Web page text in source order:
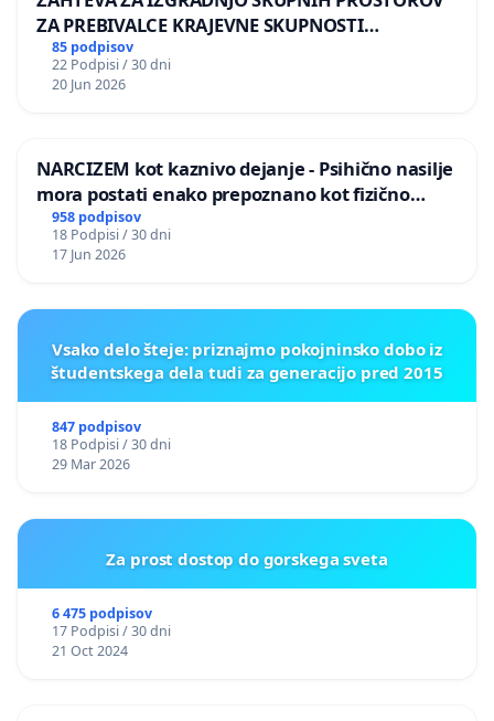
ZA PREBIVALCE KRAJEVNE SKUPNOSTI
PRESTRANEK
85 podpisov
22 Podpisi / 30 dni
20 Jun 2026
NARCIZEM kot kaznivo dejanje - Psihično nasilje
mora postati enako prepoznano kot fizično
nasilje
958 podpisov
18 Podpisi / 30 dni
17 Jun 2026
Vsako delo šteje: priznajmo pokojninsko dobo iz
študentskega dela tudi za generacijo pred 2015
847 podpisov
18 Podpisi / 30 dni
29 Mar 2026
Za prost dostop do gorskega sveta
6 475 podpisov
17 Podpisi / 30 dni
21 Oct 2024